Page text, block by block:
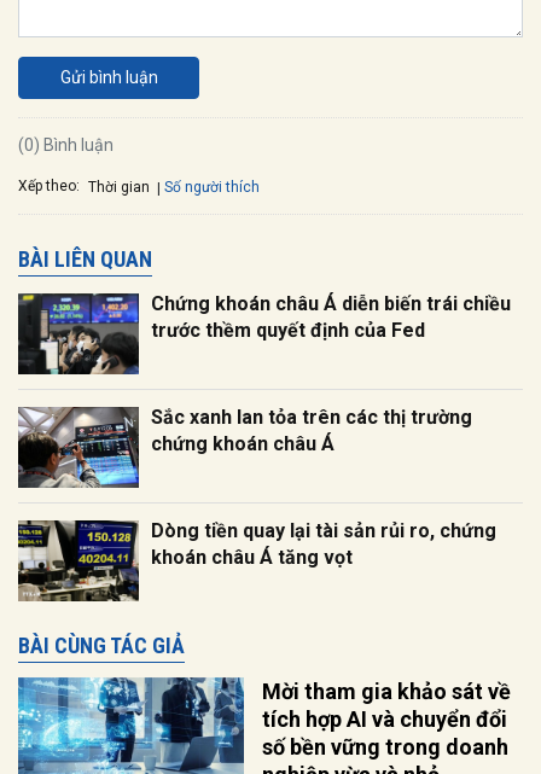
Gửi bình luận
(0) Bình luận
Xếp theo: Thời gian Số người thích
BÀI LIÊN QUAN
Chứng khoán châu Á diễn biến trái chiều
trước thềm quyết định của Fed
Sắc xanh lan tỏa trên các thị trường
chứng khoán châu Á
Dòng tiền quay lại tài sản rủi ro, chứng
khoán châu Á tăng vọt
BÀI CÙNG TÁC GIẢ
Mời tham gia khảo sát về
tích hợp AI và chuyển đổi
số bền vững trong doanh